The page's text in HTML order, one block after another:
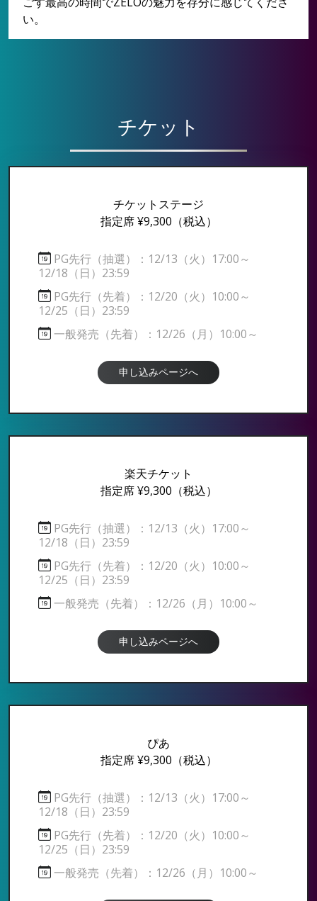
い。
チケット
チケットステージ
指定席 ¥9,300 （税込）
PG先行（抽選）：12/13（火）17:00～
12/18（日）23:59
PG先行（先着）：12/20（火）10:00～
12/25（日）23:59
一般発売（先着）：12/26（月）10:00～
申し込みページへ
楽天チケット
指定席 ¥9,300 （税込）
PG先行（抽選）：12/13（火）17:00～
12/18（日）23:59
PG先行（先着）：12/20（火）10:00～
12/25（日）23:59
一般発売（先着）：12/26（月）10:00～
申し込みページへ
ぴあ
指定席 ¥9,300 （税込）
PG先行（抽選）：12/13（火）17:00～
12/18（日）23:59
PG先行（先着）：12/20（火）10:00～
12/25（日）23:59
一般発売（先着）：12/26（月）10:00～